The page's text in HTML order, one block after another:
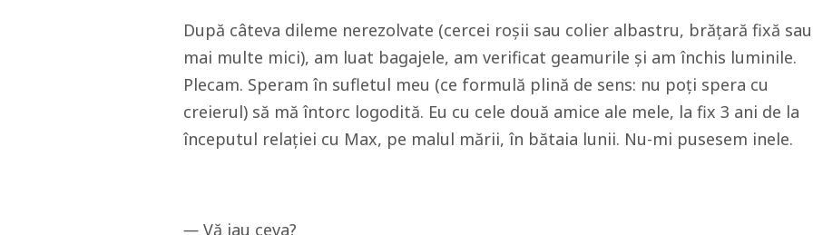
După câteva dileme nerezolvate (cercei roșii sau colier albastru, brățară fixă sau
mai multe mici), am luat bagajele, am verificat geamurile și am închis luminile.
Plecam. Speram în sufletul meu (ce formulă plină de sens: nu poți spera cu
creierul) să mă întorc logodită. Eu cu cele două amice ale mele, la fix 3 ani de la
începutul relației cu Max, pe malul mării, în bătaia lunii. Nu-mi pusesem inele.
— Vă iau ceva?